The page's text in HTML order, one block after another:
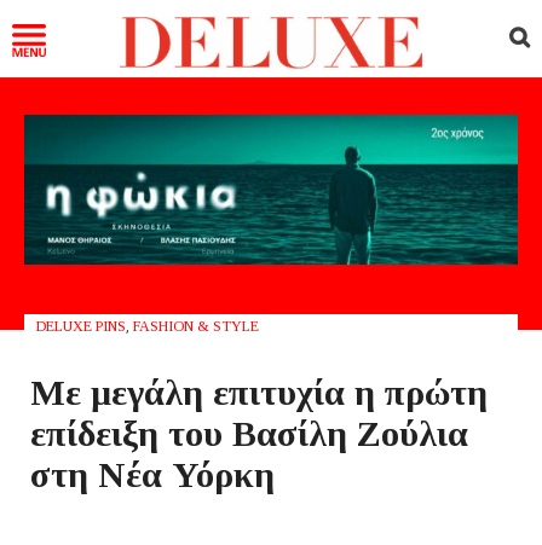
DELUXE PINS FASHION & STYLE
Με μεγάλη επιτυχία η πρώτη
επίδειξη του Βασίλη Ζούλια
στη Νέα Υόρκη